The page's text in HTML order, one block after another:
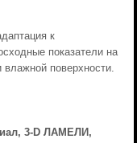
к
показатели на
поверхности.
3-D ЛАМЕЛИ,